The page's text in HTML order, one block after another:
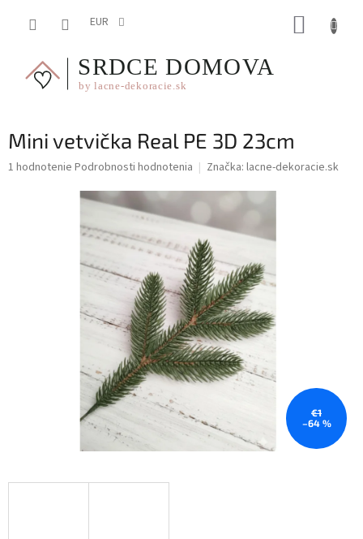
EUR
Mini vetvička Real PE 3D 23cm
Priemerné
1 hodnotenie Podrobnosti hodnotenia Značka: lacne-dekoracie.sk
€1
–64 %